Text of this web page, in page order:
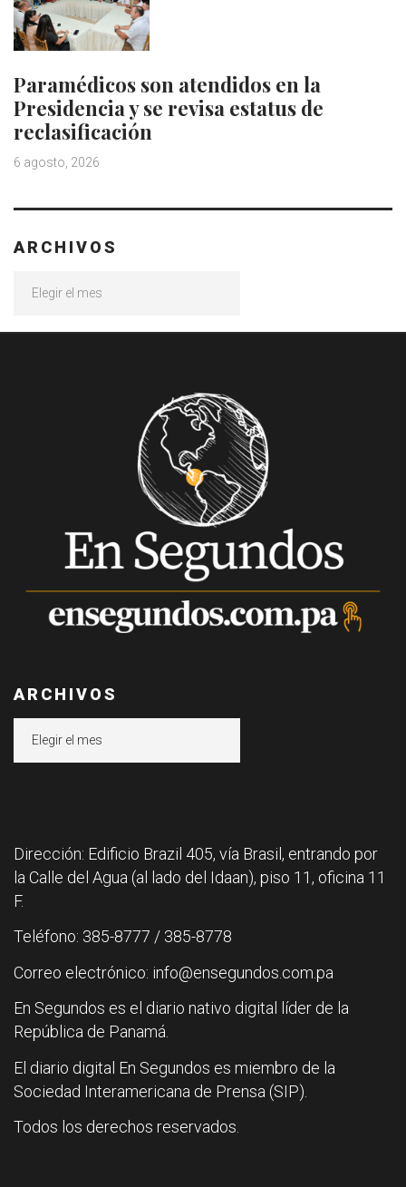
Paramédicos son atendidos en la
Presidencia y se revisa estatus de
reclasificación
6 agosto, 2026
ARCHIVOS
ARCHIVOS
Dirección: Edificio Brazil 405, vía Brasil, entrando por
la Calle del Agua (al lado del Idaan), piso 11, oficina 11
F.
Teléfono: 385-8777 / 385-8778
Correo electrónico: info@ensegundos.com.pa
En Segundos es el diario nativo digital líder de la
República de Panamá.
El diario digital En Segundos es miembro de la
Sociedad Interamericana de Prensa (SIP).
Todos los derechos reservados.